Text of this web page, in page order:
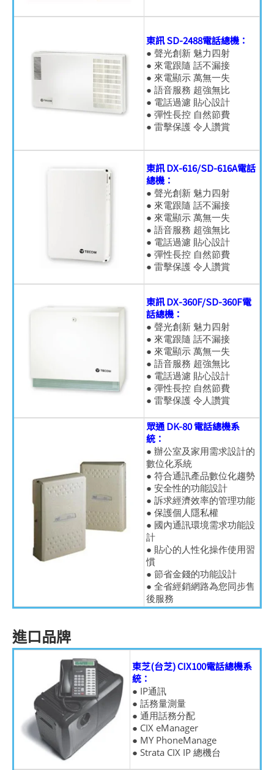
東訊 SD-2488電話總機：
● 聲光創新 魅力四射
● 來電跟隨 話不漏接
● 來電顯示 萬無一失
● 語音服務 超強無比
● 電話過濾 貼心設計
● 彈性長控 自然節費
● 雷擊保護 令人讚賞
東訊 DX-616/SD-616A電話
總機：
● 聲光創新 魅力四射
● 來電跟隨 話不漏接
● 來電顯示 萬無一失
● 語音服務 超強無比
● 電話過濾 貼心設計
● 彈性長控 自然節費
● 雷擊保護 令人讚賞
東訊 DX-360F/SD-360F電
話總機：
● 聲光創新 魅力四射
● 來電跟隨 話不漏接
● 來電顯示 萬無一失
● 語音服務 超強無比
● 電話過濾 貼心設計
● 彈性長控 自然節費
● 雷擊保護 令人讚賞
眾通 DK-80 電話總機系
統：
● 辦公室及家用需求設計的
數位化系統
● 符合通訊產品數位化趨勢
● 安全性的功能設計
● 訴求經濟效率的管理功能
● 保護個人隱私權
● 國內通訊環境需求功能設
計
● 貼心的人性化操作使用習
慣
● 節省金錢的功能設計
● 全省經銷網路為您同步售
後服務
進口品牌
東芝(台芝) CIX100電話總機系
統：
● IP通訊
● 話務量測量
● 通用話務分配
● CIX eManager
● MY PhoneManage
● Strata CIX IP 總機台